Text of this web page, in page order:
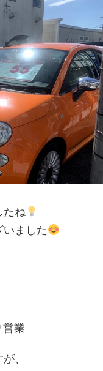
たね
ました
営業
、